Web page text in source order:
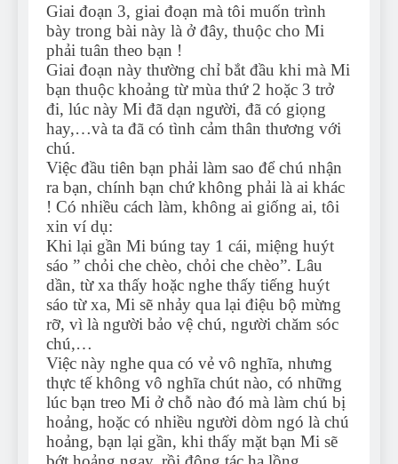
Giai đoạn 3, giai đoạn mà tôi muốn trình
bày trong bài này là ở đây, thuộc cho Mi
phải tuân theo bạn !
Giai đoạn này thường chỉ bắt đầu khi mà Mi
bạn thuộc khoảng từ mùa thứ 2 hoặc 3 trở
đi, lúc này Mi đã dạn người, đã có giọng
hay,…và ta đã có tình cảm thân thương với
chú.
Việc đầu tiên bạn phải làm sao để chú nhận
ra bạn, chính bạn chứ không phải là ai khác
! Có nhiều cách làm, không ai giống ai, tôi
xin ví dụ:
Khi lại gần Mi búng tay 1 cái, miệng huýt
sáo ” chỏi che chèo, chỏi che chèo”. Lâu
dần, từ xa thấy hoặc nghe thấy tiếng huýt
sáo từ xa, Mi sẽ nhảy qua lại điệu bộ mừng
rỡ, vì là người bảo vệ chú, người chăm sóc
chú,…
Việc này nghe qua có vẻ vô nghĩa, nhưng
thực tế không vô nghĩa chút nào, có những
lúc bạn treo Mi ở chỗ nào đó mà làm chú bị
hoảng, hoặc có nhiều người dòm ngó là chú
hoảng, bạn lại gần, khi thấy mặt bạn Mi sẽ